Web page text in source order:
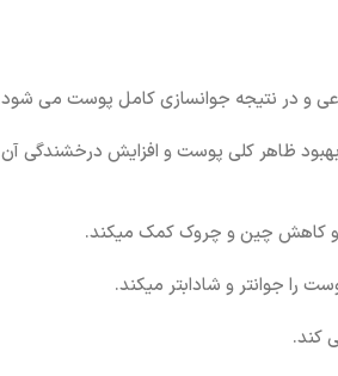
ظاهر کلی پوست و افزایش درخشندگی آن
و کاهش چین و چروک کمک میکند.
را جوانتر و شادابتر میکند.
کند.